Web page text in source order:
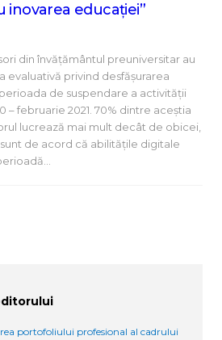
educației”
din învățământul preuniversitar au
evaluativă privind desfășurarea
de suspendare a activității
– februarie 2021. 70% dintre aceștia
lucrează mai mult decât de obicei,
de acord că abilitățile digitale
portofoliului profesional al cadrului